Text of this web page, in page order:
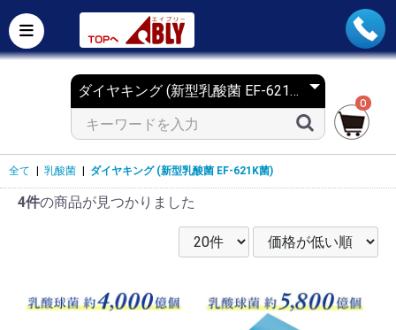
0
全て 乳酸菌 ダイヤキング (新型乳酸菌 EF-621K菌)
4件の商品が見つかりました